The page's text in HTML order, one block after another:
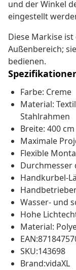
und der Winkel
eingestellt
Diese Markise
Außenbereich;
bedienen.
Farbe: Creme
Material:
Stahlrahmen
Breite: 400 cm
Maximale
Flexible
Durchmesser
Handkurbel-
Wasser- und
Hohe
Material:
SKU:143698
Brand:vidaXL